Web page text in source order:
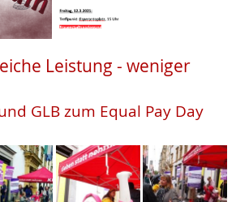
Leistung - weniger
GLB zum Equal Pay Day